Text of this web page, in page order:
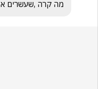
מה קרה ,שעשרים